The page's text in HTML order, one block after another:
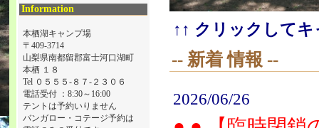
Information
本栖湖キャンプ場
〒409-3714
山梨県南都留郡富士河口湖町
本栖 １８
Tel ０５５５-８７-２３０６
電話受付 ：8:30～16:00
テントは予約いりません
バンガロー・コテージ予約は
↑↑ クリックして
-- 新着 情報 --
2026/06/26